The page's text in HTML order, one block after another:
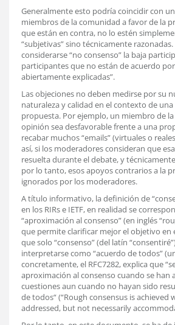
Generalmente esto podría coincidir con
miembros de la comunidad a favor de la
que están en contra, no lo estén
“subjetivas” sino técnicamente
considerarse “no consenso” la baja
participantes que no están de acuerdo
abiertamente explicadas”.
Las objeciones no deben medirse por su
naturaleza y calidad en el contexto de
propuesta. Por ejemplo, un miembro de
opinión sea desfavorable frente a una
recabar muchos “emails” (virtuales o
así, si los moderadores consideran que
resuelta durante el debate, y
por lo tanto, esos apoyos contrarios a la
ignorados por los moderadores.
A título informativo, la definición de
en los RIRs e IETF, en realidad se
“aproximación al consenso” (en inglés
que permite clarificar mejor el objetivo en
que solo “consenso” (del latín
interpretarse como “acuerdo de todos”
concretamente, el RFC7282, explica que
aproximación al consenso cuando se han
cuestiones aun cuando no hayan sido
de todos“ (“Rough consensus is achieved
addressed, but not necessarily